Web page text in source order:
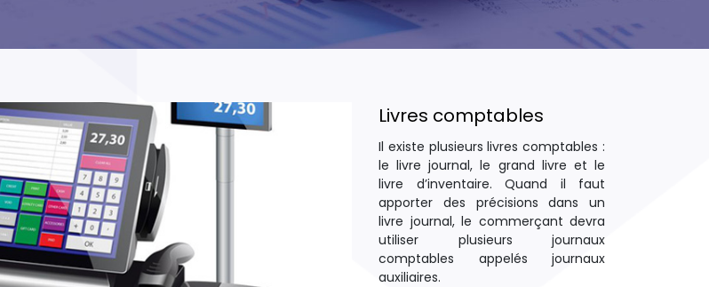
Livres comptables
Il existe plusieurs livres comptables :
le livre journal, le grand livre et le
livre d’inventaire. Quand il faut
apporter des précisions dans un
livre journal, le commerçant devra
utiliser plusieurs journaux
comptables appelés journaux
auxiliaires.